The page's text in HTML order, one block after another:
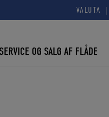
VALUTA
SERVICE OG SALG AF FLÅDE